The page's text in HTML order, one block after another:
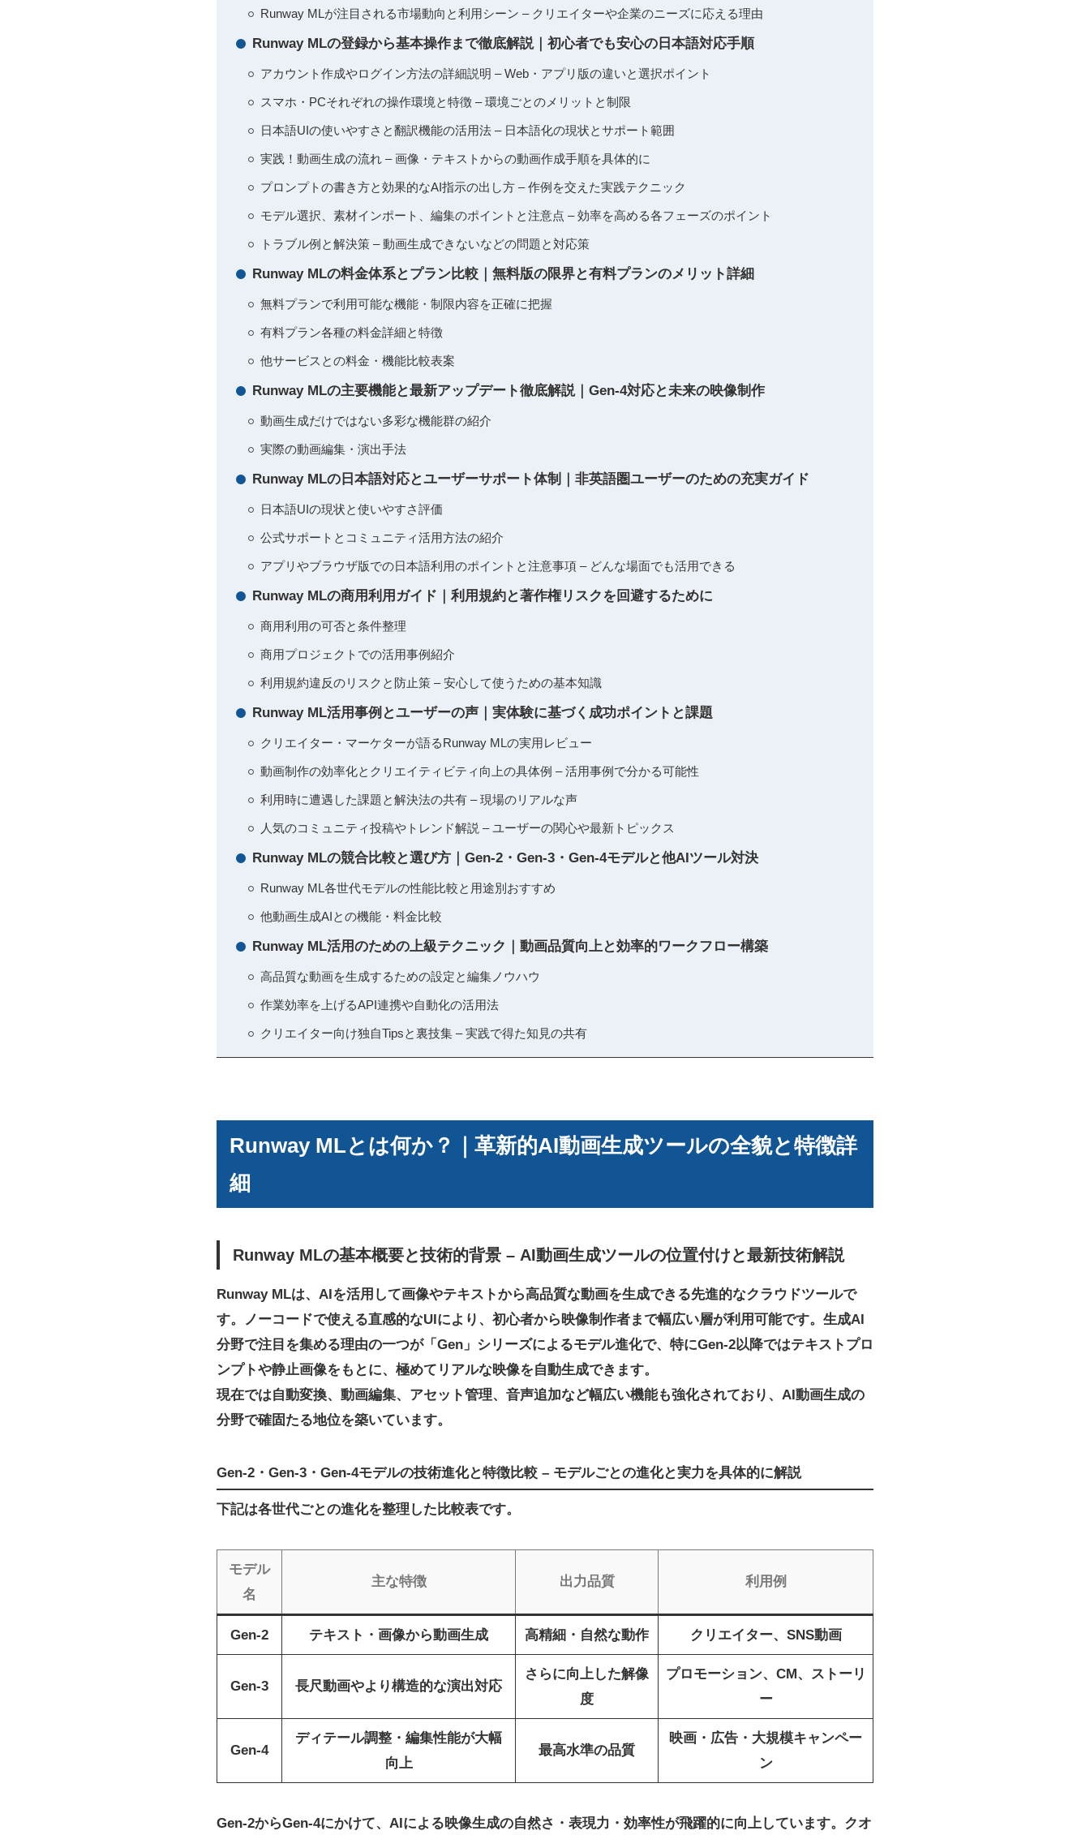
Runway MLが注目される市場動向と利用シーン – クリエイターや企業のニーズに応える理由
Runway MLの登録から基本操作まで徹底解説｜初心者でも安心の日本語対応手順
アカウント作成やログイン方法の詳細説明 – Web・アプリ版の違いと選択ポイント
スマホ・PCそれぞれの操作環境と特徴 – 環境ごとのメリットと制限
日本語UIの使いやすさと翻訳機能の活用法 – 日本語化の現状とサポート範囲
実践！動画生成の流れ – 画像・テキストからの動画作成手順を具体的に
プロンプトの書き方と効果的なAI指示の出し方 – 作例を交えた実践テクニック
モデル選択、素材インポート、編集のポイントと注意点 – 効率を高める各フェーズのポイント
トラブル例と解決策 – 動画生成できないなどの問題と対応策
Runway MLの料金体系とプラン比較｜無料版の限界と有料プランのメリット詳細
無料プランで利用可能な機能・制限内容を正確に把握
有料プラン各種の料金詳細と特徴
他サービスとの料金・機能比較表案
Runway MLの主要機能と最新アップデート徹底解説｜Gen-4対応と未来の映像制作
動画生成だけではない多彩な機能群の紹介
実際の動画編集・演出手法
Runway MLの日本語対応とユーザーサポート体制｜非英語圏ユーザーのための充実ガイド
日本語UIの現状と使いやすさ評価
公式サポートとコミュニティ活用方法の紹介
アプリやブラウザ版での日本語利用のポイントと注意事項 – どんな場面でも活用できる
Runway MLの商用利用ガイド｜利用規約と著作権リスクを回避するために
商用利用の可否と条件整理
商用プロジェクトでの活用事例紹介
利用規約違反のリスクと防止策 – 安心して使うための基本知識
Runway ML活用事例とユーザーの声｜実体験に基づく成功ポイントと課題
クリエイター・マーケターが語るRunway MLの実用レビュー
動画制作の効率化とクリエイティビティ向上の具体例 – 活用事例で分かる可能性
利用時に遭遇した課題と解決法の共有 – 現場のリアルな声
人気のコミュニティ投稿やトレンド解説 – ユーザーの関心や最新トピックス
Runway MLの競合比較と選び方｜Gen-2・Gen-3・Gen-4モデルと他AIツール対決
Runway ML各世代モデルの性能比較と用途別おすすめ
他動画生成AIとの機能・料金比較
Runway ML活用のための上級テクニック｜動画品質向上と効率的ワークフロー構築
高品質な動画を生成するための設定と編集ノウハウ
作業効率を上げるAPI連携や自動化の活用法
クリエイター向け独自Tipsと裏技集 – 実践で得た知見の共有
Runway MLとは何か？｜革新的AI動画生成ツールの全貌と特徴詳
細
Runway MLの基本概要と技術的背景 – AI動画生成ツールの位置付けと最新技術解説
Runway MLは、AIを活用して画像やテキストから高品質な動画を生成できる先進的なクラウドツールで
す。ノーコードで使える直感的なUIにより、初心者から映像制作者まで幅広い層が利用可能です。生成AI
分野で注目を集める理由の一つが「Gen」シリーズによるモデル進化で、特にGen-2以降ではテキストプロ
ンプトや静止画像をもとに、極めてリアルな映像を自動生成できます。
現在では自動変換、動画編集、アセット管理、音声追加など幅広い機能も強化されており、AI動画生成の
分野で確固たる地位を築いています。
Gen-2・Gen-3・Gen-4モデルの技術進化と特徴比較 – モデルごとの進化と実力を具体的に解説
下記は各世代ごとの進化を整理した比較表です。
モデル
名
主な特徴 出力品質 利用例
Gen-2 テキスト・画像から動画生成 高精細・自然な動作 クリエイター、SNS動画
Gen-3 長尺動画やより構造的な演出対応
さらに向上した解像
度
プロモーション、CM、ストーリ
ー
Gen-4
ディテール調整・編集性能が大幅
向上
最高水準の品質
映画・広告・大規模キャンペー
ン
Gen-2からGen-4にかけて、AIによる映像生成の自然さ・表現力・効率性が飛躍的に向上しています。クオ